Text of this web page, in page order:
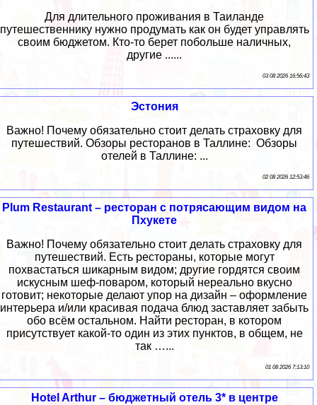
Для длительного проживания в Таиланде
путешественнику нужно продумать как он будет управлять
своим бюджетом. Кто-то берет побольше наличных,
другие ......
03 08 2026 16:56:43
Эстония
Важно! Почему обязательно стоит делать страховку для
путешествий. Обзоры ресторанов в Таллине: Обзоры
отелей в Таллине: ...
02 08 2026 12:53:46
Plum Restaurant – ресторан с потрясающим видом на
Пхукете
Важно! Почему обязательно стоит делать страховку для
путешествий. Есть рестораны, которые могут
похвастаться шикарным видом; другие гордятся своим
искусным шеф-поваром, который нереально вкусно
готовит; некоторые делают упор на дизайн – оформление
интерьера и/или красивая подача блюд заставляет забыть
обо всём остальном. Найти ресторан, в котором
присутствует какой-то один из этих пунктов, в общем, не
так …...
01 08 2026 7:13:10
Hotel Arthur – бюджетный отель 3* в центре